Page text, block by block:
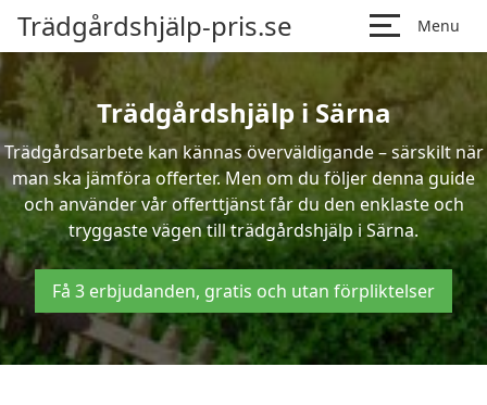
Trädgårdshjälp-pris.se Menu
Trädgårdshjälp i Särna
Trädgårdsarbete kan kännas överväldigande – särskilt när
man ska jämföra offerter. Men om du följer denna guide
och använder vår offerttjänst får du den enklaste och
tryggaste vägen till trädgårdshjälp i Särna.
Få 3 erbjudanden, gratis och utan förpliktelser